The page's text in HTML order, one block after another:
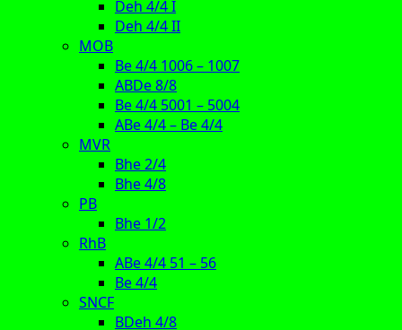
Deh 4/4 I
Deh 4/4 II
MOB
Be 4/4 1006 – 1007
ABDe 8/8
Be 4/4 5001 – 5004
ABe 4/4 – Be 4/4
MVR
Bhe 2/4
Bhe 4/8
PB
Bhe 1/2
RhB
ABe 4/4 51 – 56
Be 4/4
SNCF
BDeh 4/8